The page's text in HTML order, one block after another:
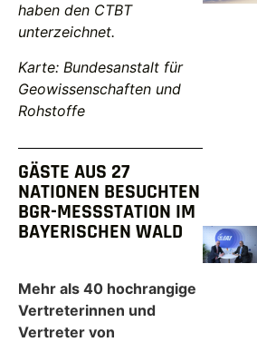
haben den CTBT
unterzeichnet.
Karte: Bundesanstalt für
Geowissenschaften und
Rohstoffe
GÄSTE AUS 27
NATIONEN BESUCHTEN
BGR-MESSSTATION IM
BAYERISCHEN WALD
Mehr als 40 hochrangige
Vertreterinnen und
Vertreter von